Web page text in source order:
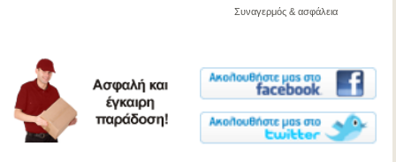
Συναγερμός & ασφάλεια